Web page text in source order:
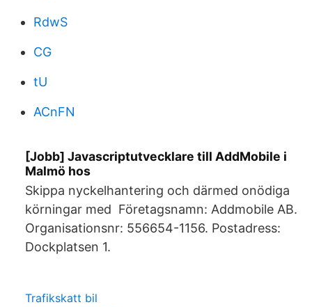
RdwS
CG
tU
ACnFN
[Jobb] Javascriptutvecklare till AddMobile i
Malmö hos
Skippa nyckelhantering och därmed onödiga
körningar med Företagsnamn: Addmobile AB.
Organisationsnr: 556654-1156. Postadress:
Dockplatsen 1.
Trafikskatt bil